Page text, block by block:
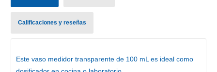
Calificaciones y reseñas
Este vaso medidor transparente de 100 mL es ideal como